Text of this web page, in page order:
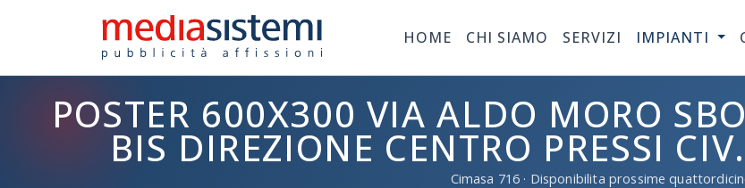
HOME CHI SIAMO SERVIZI IMPIANTI
POSTER 600X300 VIA ALDO MORO
BIS DIREZIONE CENTRO PRESSI
Cimasa 716 · Disponibilita prossime